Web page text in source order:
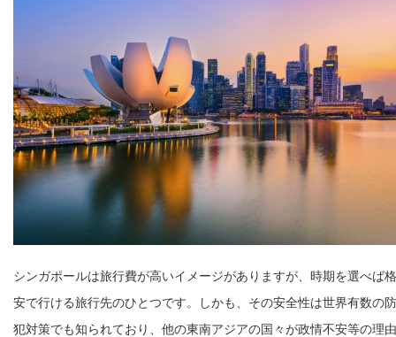
シンガポールは旅行費が高いイメージがありますが、時期を選べば格
安で行ける旅行先のひとつです。しかも、その安全性は世界有数の防
犯対策でも知られており、他の東南アジアの国々が政情不安等の理由